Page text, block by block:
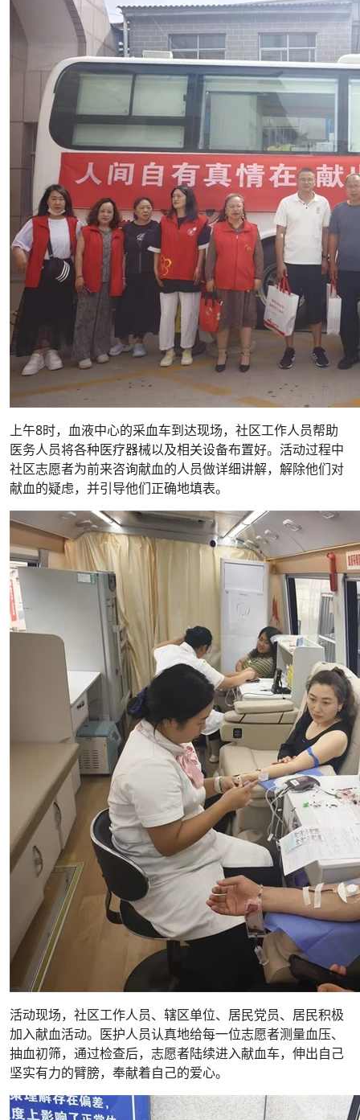
上午8时，血液中心的采血车到达现场，社区工作人员帮助
医务人员将各种医疗器械以及相关设备布置好。活动过程中
社区志愿者为前来咨询献血的人员做详细讲解，解除他们对
献血的疑虑，并引导他们正确地填表。
活动现场，社区工作人员、辖区单位、居民党员、居民积极
加入献血活动。医护人员认真地给每一位志愿者测量血压、
抽血初筛，通过检查后，志愿者陆续进入献血车，伸出自己
坚实有力的臂膀，奉献着自己的爱心。